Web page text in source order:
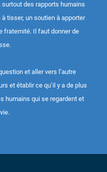
des rapports humains
tisser, un soutien à apporter
fraternité. Il faut donner de
et aller vers l’autre
et établir ce qu’il y a de plus
humains qui se regardent et